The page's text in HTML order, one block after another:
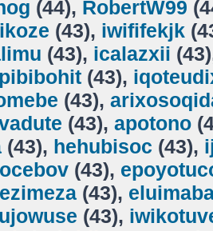
(44), RobertW99
(43), iwififekjk
(43), icalazxii
(43),
(43),
(43), apotono
(43), hehubisoc (43),
(43),
(43),
(43),